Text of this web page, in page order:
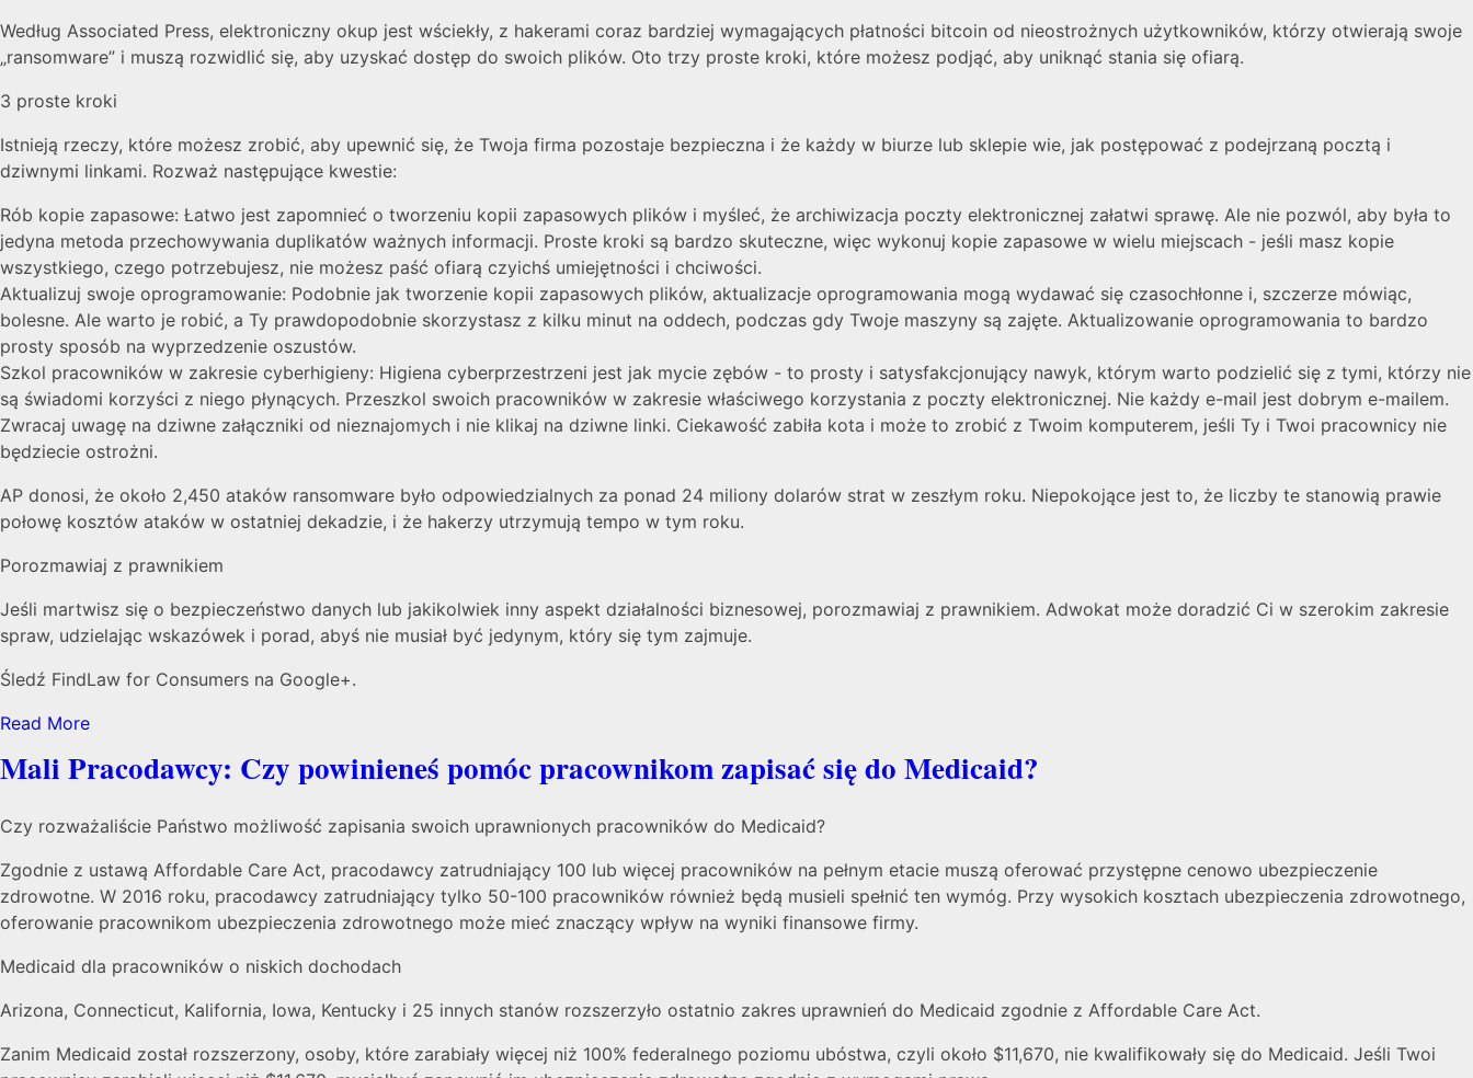
Według Associated Press, elektroniczny okup jest wściekły, z hakerami coraz bardziej wymagających płatności bitcoin od nieostrożnych użytkowników, którzy otwierają swoje
„ransomware” i muszą rozwidlić się, aby uzyskać dostęp do swoich plików. Oto trzy proste kroki, które możesz podjąć, aby uniknąć stania się ofiarą.
3 proste kroki
Istnieją rzeczy, które możesz zrobić, aby upewnić się, że Twoja firma pozostaje bezpieczna i że każdy w biurze lub sklepie wie, jak postępować z podejrzaną pocztą i
dziwnymi linkami. Rozważ następujące kwestie:
Rób kopie zapasowe: Łatwo jest zapomnieć o tworzeniu kopii zapasowych plików i myśleć, że archiwizacja poczty elektronicznej załatwi sprawę. Ale nie pozwól, aby była to
jedyna metoda przechowywania duplikatów ważnych informacji. Proste kroki są bardzo skuteczne, więc wykonuj kopie zapasowe w wielu miejscach - jeśli masz kopie
wszystkiego, czego potrzebujesz, nie możesz paść ofiarą czyichś umiejętności i chciwości.
Aktualizuj swoje oprogramowanie: Podobnie jak tworzenie kopii zapasowych plików, aktualizacje oprogramowania mogą wydawać się czasochłonne i, szczerze mówiąc,
bolesne. Ale warto je robić, a Ty prawdopodobnie skorzystasz z kilku minut na oddech, podczas gdy Twoje maszyny są zajęte. Aktualizowanie oprogramowania to bardzo
prosty sposób na wyprzedzenie oszustów.
Szkol pracowników w zakresie cyberhigieny: Higiena cyberprzestrzeni jest jak mycie zębów - to prosty i satysfakcjonujący nawyk, którym warto podzielić się z tymi, którzy nie
są świadomi korzyści z niego płynących. Przeszkol swoich pracowników w zakresie właściwego korzystania z poczty elektronicznej. Nie każdy e-mail jest dobrym e-mailem.
Zwracaj uwagę na dziwne załączniki od nieznajomych i nie klikaj na dziwne linki. Ciekawość zabiła kota i może to zrobić z Twoim komputerem, jeśli Ty i Twoi pracownicy nie
będziecie ostrożni.
AP donosi, że około 2,450 ataków ransomware było odpowiedzialnych za ponad 24 miliony dolarów strat w zeszłym roku. Niepokojące jest to, że liczby te stanowią prawie
połowę kosztów ataków w ostatniej dekadzie, i że hakerzy utrzymują tempo w tym roku.
Porozmawiaj z prawnikiem
Jeśli martwisz się o bezpieczeństwo danych lub jakikolwiek inny aspekt działalności biznesowej, porozmawiaj z prawnikiem. Adwokat może doradzić Ci w szerokim zakresie
spraw, udzielając wskazówek i porad, abyś nie musiał być jedynym, który się tym zajmuje.
Śledź FindLaw for Consumers na Google+.
Read More
Mali Pracodawcy: Czy powinieneś pomóc pracownikom zapisać się do Medicaid?
Czy rozważaliście Państwo możliwość zapisania swoich uprawnionych pracowników do Medicaid?
Zgodnie z ustawą Affordable Care Act, pracodawcy zatrudniający 100 lub więcej pracowników na pełnym etacie muszą oferować przystępne cenowo ubezpieczenie
zdrowotne. W 2016 roku, pracodawcy zatrudniający tylko 50-100 pracowników również będą musieli spełnić ten wymóg. Przy wysokich kosztach ubezpieczenia zdrowotnego,
oferowanie pracownikom ubezpieczenia zdrowotnego może mieć znaczący wpływ na wyniki finansowe firmy.
Medicaid dla pracowników o niskich dochodach
Arizona, Connecticut, Kalifornia, Iowa, Kentucky i 25 innych stanów rozszerzyło ostatnio zakres uprawnień do Medicaid zgodnie z Affordable Care Act.
Zanim Medicaid został rozszerzony, osoby, które zarabiały więcej niż 100% federalnego poziomu ubóstwa, czyli około $11,670, nie kwalifikowały się do Medicaid. Jeśli Twoi